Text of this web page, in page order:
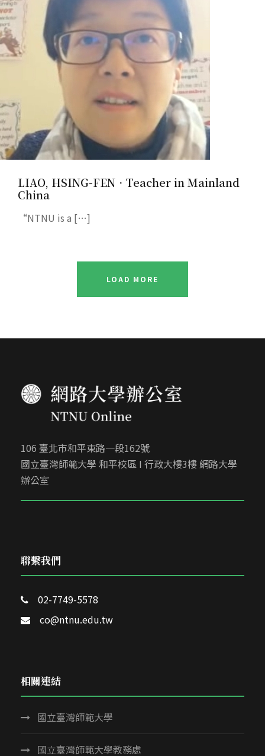
LIAO, HSING-FEN．Teacher in Mainland
China
“NTNU is a […]
LOAD MORE
106 臺北市和平東路一段162號
國立臺灣師範大學 和平校區 I 行政大樓3樓 網路大學
辦公室
聯繫我們
02-7749-5578
co@ntnu.edu.tw
相關連結
國立臺灣師範大學
國立臺灣師範大學教務處